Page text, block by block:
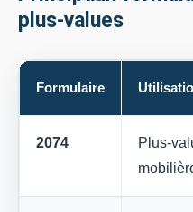
plus-values
Formulaire
2074
Plus-